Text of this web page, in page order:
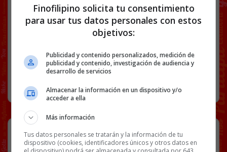
ANIMALES RINOCERONTES VÍDEOS
44 COMENTARIOS
No esperaba menos de una Guerra
en Europa en 2022
Finofilipino solicita tu consentimiento
para usar tus datos personales con estos
objetivos:
Publicidad y contenido personalizados, medición de
publicidad y contenido, investigación de audiencia y
desarrollo de servicios
Almacenar la información en un dispositivo y/o
acceder a ella
Más información
Tus datos personales se tratarán y la información de tu
dispositivo (cookies, identificadores únicos y otros datos en